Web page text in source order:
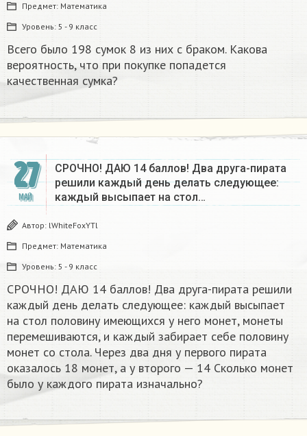
Предмет: Математика
Уровень: 5 - 9 класс
Всего было 198 сумок 8 из них с браком. Какова
вероятность, что при покупке попадется
качественная сумка?
27
МАЙ
СРОЧНО! ДАЮ 14 баллов! Два друга-пирата
решили каждый день делать следующее:
каждый высыпает на стол…
Автор: lWhiteFoxYTl
Предмет: Математика
Уровень: 5 - 9 класс
СРОЧНО! ДАЮ 14 баллов! Два друга-пирата решили
каждый день делать следующее: каждый высыпает
на стол половину имеющихся у него монет, монеты
перемешиваются, и каждый забирает себе половину
монет со стола. Через два дня у первого пирата
оказалось 18 монет, а у второго — 14 Сколько монет
было у каждого пирата изначально?